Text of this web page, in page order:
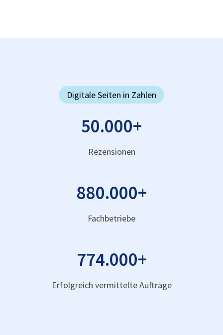
Digitale Seiten in Zahlen
50.000+
Rezensionen
880.000+
Fachbetriebe
774.000+
Erfolgreich vermittelte Aufträge